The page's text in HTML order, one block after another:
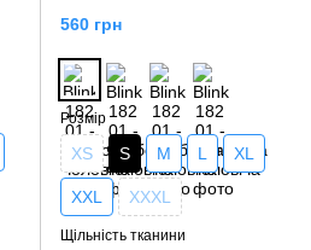
560 грн
Розмір
XS S M L XL
XXL XXXL
Щільність тканини